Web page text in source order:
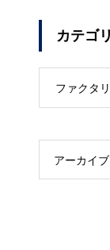
カテゴ
ファクタ
アーカイブ